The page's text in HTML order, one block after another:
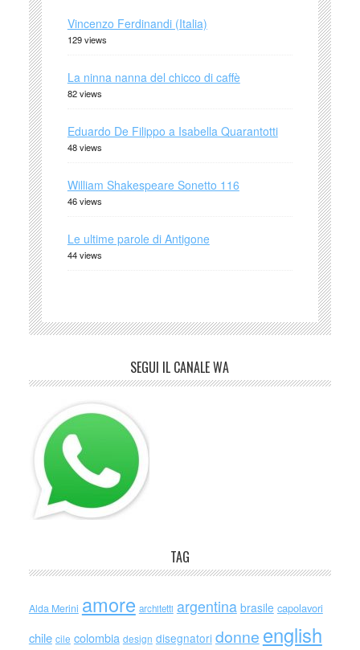
Vincenzo Ferdinandi (Italia)
129 views
La ninna nanna del chicco di caffè
82 views
Eduardo De Filippo a Isabella Quarantotti
48 views
William Shakespeare Sonetto 116
46 views
Le ultime parole di Antigone
44 views
SEGUI IL CANALE WA
TAG
Alda Merini amore architetti argentina brasile capolavori
chile cile colombia design disegnatori donne english